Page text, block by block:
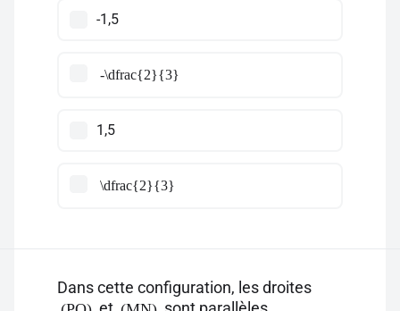
-1,5
-\dfrac{2}{3}
1,5
\dfrac{2}{3}
Dans cette configuration, les droites